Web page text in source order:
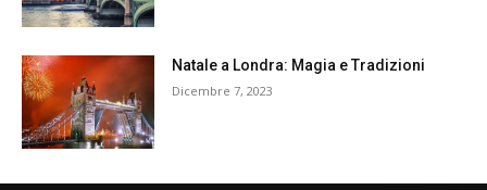
Natale a Londra: Magia e Tradizioni
Dicembre 7, 2023